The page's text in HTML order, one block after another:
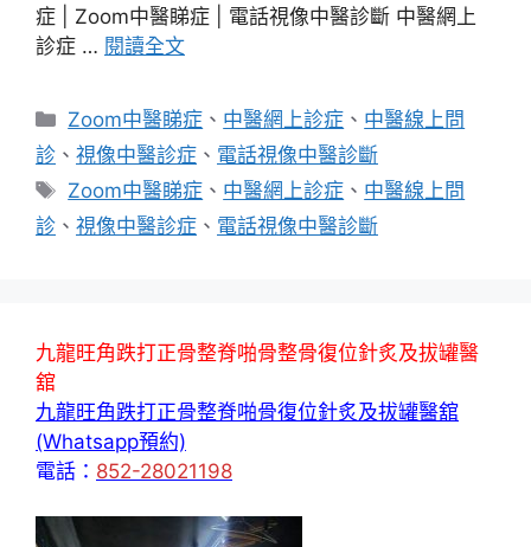
症 | Zoom中醫睇症 | 電話視像中醫診斷 中醫網上
診症 … 閱讀全文
分
類
Zoom中醫睇症 、 中醫網上診症 、 中醫線上問
診 、 視像中醫診症 、 電話視像中醫診斷
標
籤
Zoom中醫睇症 、 中醫網上診症 、 中醫線上問
診 、 視像中醫診症 、 電話視像中醫診斷
九龍旺角跌打正骨整脊啪骨整骨復位針炙及拔罐醫
舘
九龍旺角跌打正骨整脊啪骨復位針炙及拔罐醫舘
(Whatsapp預約)
電話： 852-28021198